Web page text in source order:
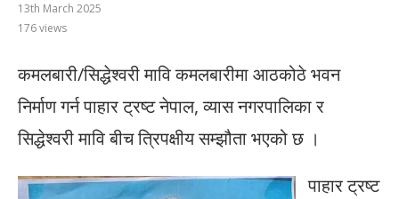
13th March 2025
176views
कमलबारी/सिद्धेश्वरी मावि कमलबारीमा आठकोठे भवन
निर्माण गर्न पाहार ट्रष्ट नेपाल, व्यास नगरपालिका र
सिद्धेश्वरी मावि बीच त्रिपक्षीय सम्झौता भएको छ ।
पाहार ट्रष्ट